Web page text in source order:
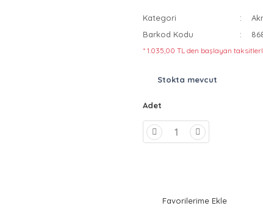
Kategori
Barkod Kodu
* 1.035,00 TL den başlayan
Stokta mevcut
Adet